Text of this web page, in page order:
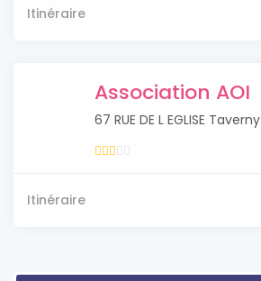
Itinéraire
Association AOI
67 RUE DE L EGLISE Taverny
Itinéraire